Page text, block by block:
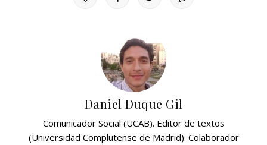
Daniel Duque Gil
Comunicador Social (UCAB). Editor de textos
(Universidad Complutense de Madrid). Colaborador